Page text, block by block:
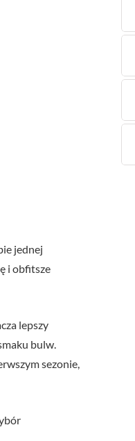
jednej
i obfitsze
lepszy
bulw.
sezonie,